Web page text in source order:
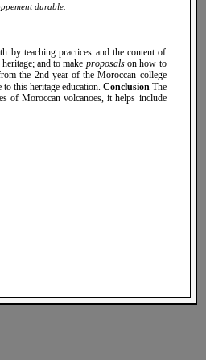
durable.
by teaching practices and the content of
and to make proposalson how to
the 2nd year of the Moroccan college
this heritage education. Conclusion The
of Moroccan volcanoes, it helps include